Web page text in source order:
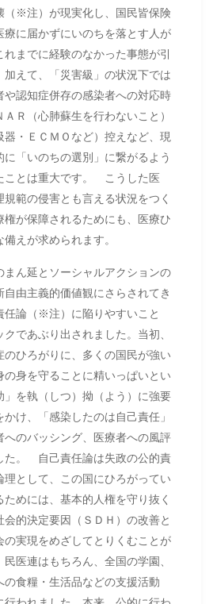
（※注）が現実化し、国民皆保険
療に届かずにいのちを落とす人が
までに経験のなかった事態が引
えて、「災害級」の状況下では
や認知症併存の感染者への対応時
Ｒ（心肺蘇生を行わないこと）
・ＥＣＭＯなど）控えなど、現
「いのちの選別」に繋がるよう
ことは重大です。 こうした医
範の侵害とも言える状況をつく
権が保障されるためにも、医療ひ
えが求められます。
まん延とソーシャルアクションの
由主義的価値観にさらされてき
任論（※注）に陥りやすいこと
であぶり出されました。当初、
ひろがりに、多くの国民が強い
身を守ることに精いっぱいとい
」を執（しつ）拗（よう）に強要
け、「感染したのは自己責任」
へのバッシング、医療者への風評
た。 自己責任論は失政の公的責
として、この国にひろがってい
めには、基本的人権を守り抜く
的決定要因（ＳＤＨ）の改善と
実現をめざしてとりくむことが
医連はもちろん、全国の学園、
食糧・生活品などの支援活動